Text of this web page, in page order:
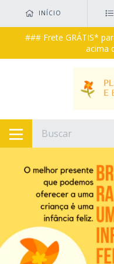
INÍCIO
### Frete GRÁTIS*
acima